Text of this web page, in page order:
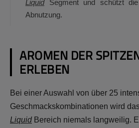
LiquidSegment und schützt
Abnutzung.
AROMEN DER
ERLEBEN
Bei einer Auswahl von über 25
Geschmackskombinationen wird
LiquidBereich niemals langweilig.